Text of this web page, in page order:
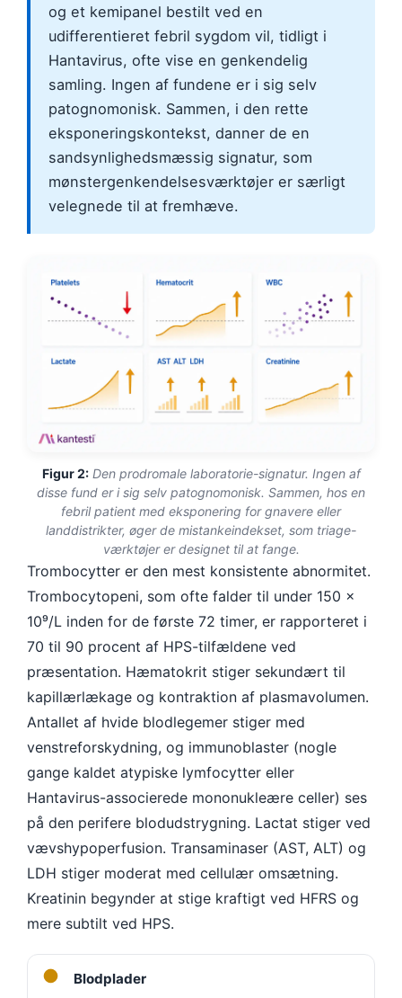
og et kemipanel bestilt ved en
udifferentieret febril sygdom vil, tidligt i
Hantavirus, ofte vise en genkendelig
samling. Ingen af fundene er i sig selv
patognomonisk. Sammen, i den rette
eksponeringskontekst, danner de en
sandsynlighedsmæssig signatur, som
mønstergenkendelsesværktøjer er særligt
velegnede til at fremhæve.
Figur 2:Den prodromale laboratorie-signatur. Ingen af
disse fund er i sig selv patognomonisk. Sammen, hos en
febril patient med eksponering for gnavere eller
landdistrikter, øger de mistankeindekset, som triage-
værktøjer er designet til at fange.
Trombocytter er den mest konsistente abnormitet.
Trombocytopeni, som ofte falder til under 150 ×
10⁹/L inden for de første 72 timer, er rapporteret i
70 til 90 procent af HPS-tilfældene ved
præsentation. Hæmatokrit stiger sekundært til
kapillærlækage og kontraktion af plasmavolumen.
Antallet af hvide blodlegemer stiger med
venstreforskydning, og immunoblaster (nogle
gange kaldet atypiske lymfocytter eller
Hantavirus-associerede mononukleære celler) ses
på den perifere blodudstrygning. Lactat stiger ved
vævshypoperfusion. Transaminaser (AST, ALT) og
LDH stiger moderat med cellulær omsætning.
Kreatinin begynder at stige kraftigt ved HFRS og
mere subtilt ved HPS.
● Blodplader